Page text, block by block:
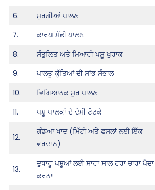
6.
ਮੁਰਗੀਆਂ ਪਾਲਣ
7.
ਕਾਰਪ ਮੱਛੀ ਪਾਲਣ
8.
ਸੰਤੁਲਿਤ ਅਤੇ ਮਿਆਰੀ ਪਸ਼ੂ ਖੁਰਾਕ
9.
ਪਾਲਤੂ ਕੁੱਤਿਆਂ ਦੀ ਸਾਂਭ ਸੰਭਾਲ
10.
ਵਿਗਿਆਨਕ ਸੂਰ ਪਾਲਣ
11.
ਪਸ਼ੂ ਪਾਲਕਾਂ ਦੇ ਦੇਸੀ ਟੋਟਕੇ
12.
ਗੰਡੋਆ ਖਾਦ (ਮਿੱਟੀ ਅਤੇ ਫਸਲਾਂ ਲਈ ਇੱਕ
ਵਰਦਾਨ)
13.
ਦੁਧਾਰੂ ਪਸ਼ੂਆਂ ਲਈ ਸਾਰਾ ਸਾਲ ਹਰਾ ਚਾਰਾ ਪੈਦਾ
ਕਰਨਾ